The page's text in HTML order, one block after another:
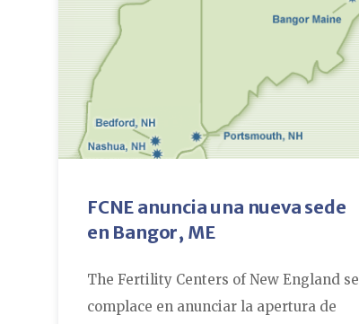
FCNE anuncia una nueva sede
en Bangor, ME
The Fertility Centers of New England se
complace en anunciar la apertura de